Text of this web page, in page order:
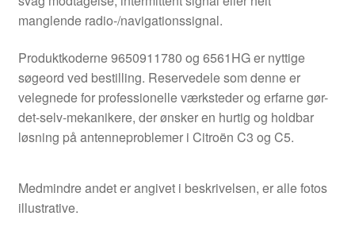
manglende radio-/navigationssignal.
Produktkoderne 9650911780 og 6561HG er nyttige
søgeord ved bestilling. Reservedele som denne er
velegnede for professionelle værksteder og erfarne gør-
det-selv-mekanikere, der ønsker en hurtig og holdbar
løsning på antenneproblemer i Citroën C3 og C5.
Medmindre andet er angivet i beskrivelsen, er alle fotos
illustrative.